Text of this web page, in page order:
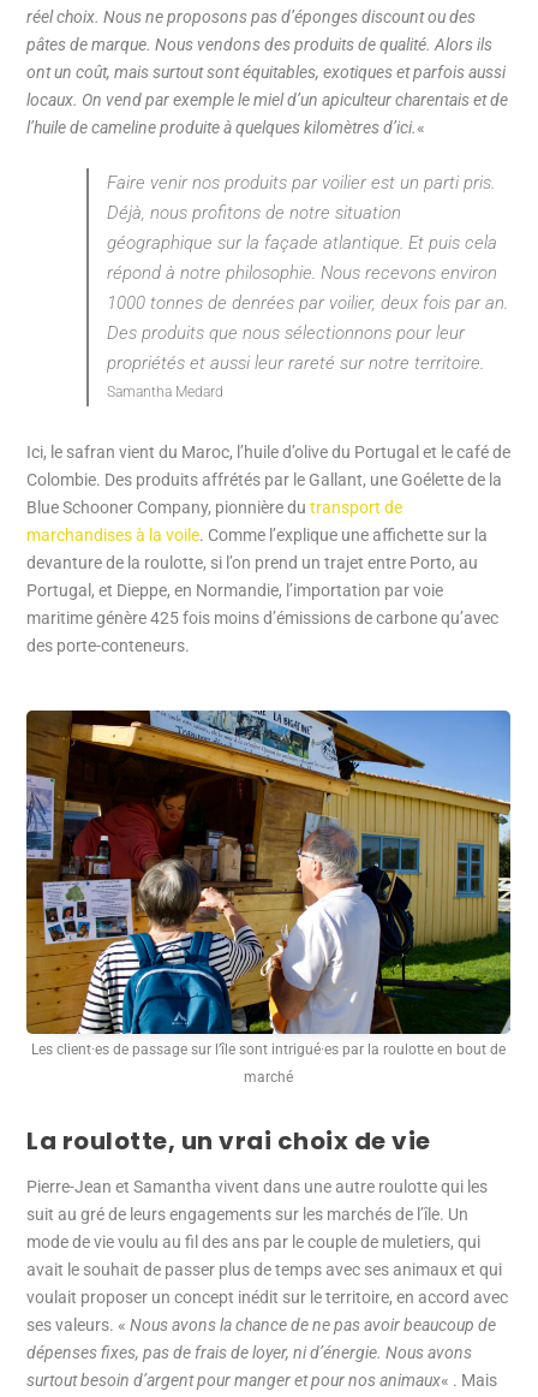
réel choix. Nous ne proposons pas d’éponges discount ou des
pâtes de marque. Nous vendons des produits de qualité. Alors ils
ont un coût, mais surtout sont équitables, exotiques et parfois aussi
locaux. On vend par exemple le miel d’un apiculteur charentais et de
l’huile de cameline produite à quelques kilomètres d’ici.«
Faire venir nos produits par voilier est un parti pris.
Déjà, nous profitons de notre situation
géographique sur la façade atlantique. Et puis cela
répond à notre philosophie. Nous recevons environ
1000 tonnes de denrées par voilier, deux fois par an.
Des produits que nous sélectionnons pour leur
propriétés et aussi leur rareté sur notre territoire.
Samantha Medard
Ici, le safran vient du Maroc, l’huile d’olive du Portugal et le café de
Colombie. Des produits affrétés par le Gallant, une Goélette de la
Blue Schooner Company, pionnière dutransport de
marchandises à la voile. Comme l’explique une affichette sur la
devanture de la roulotte, si l’on prend un trajet entre Porto, au
Portugal, et Dieppe, en Normandie, l’importation par voie
maritime génère 425 fois moins d’émissions de carbone qu’avec
des porte-conteneurs.
Les client·es de passage sur l’île sont intrigué·es par la roulotte en bout de
marché
La roulotte, un vrai choix de vie
Pierre-Jean et Samantha vivent dans une autre roulotte qui les
suit au gré de leurs engagements sur les marchés de l’île. Un
mode de vie voulu au fil des ans par le couple de muletiers, qui
avait le souhait de passer plus de temps avec ses animaux et qui
voulait proposer un concept inédit sur le territoire, en accord avec
ses valeurs. «Nous avons la chance de ne pas avoir beaucoup de
dépenses fixes, pas de frais de loyer, ni d’énergie. Nous avons
surtout besoin d’argent pour manger et pour nos animaux« . Mais